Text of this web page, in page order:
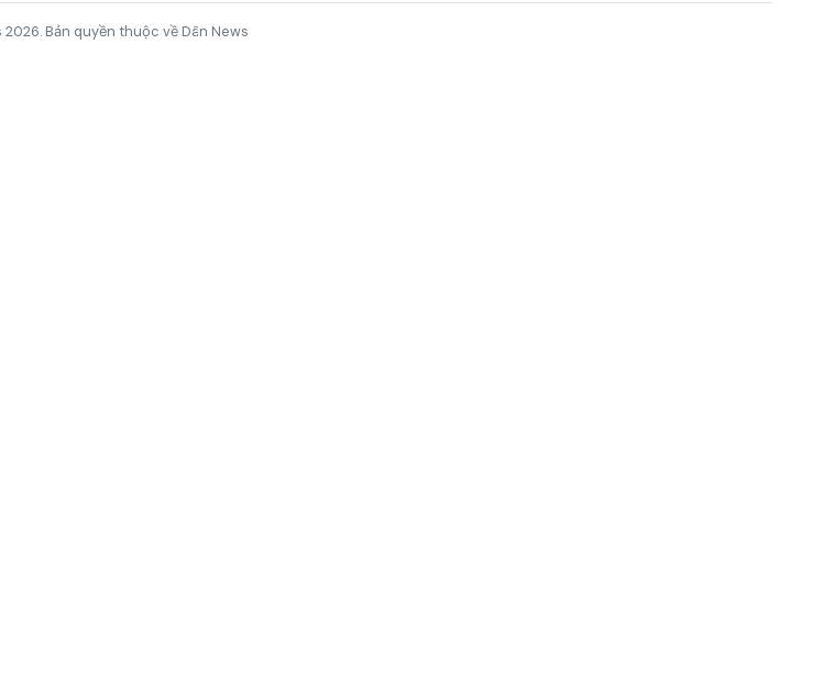
2026. Bản quyền thuộc về Dân News